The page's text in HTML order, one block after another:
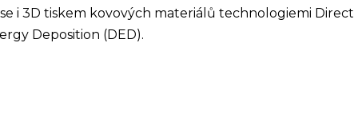
i 3D tiskem kovových materiálů technologiemi Direct
Deposition (DED).